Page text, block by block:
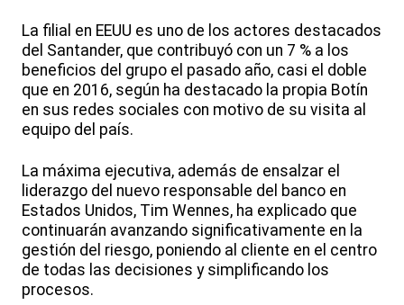
La filial en EEUU es uno de los actores destacados
del Santander, que contribuyó con un 7 % a los
beneficios del grupo el pasado año, casi el doble
que en 2016, según ha destacado la propia Botín
en sus redes sociales con motivo de su visita al
equipo del país.
La máxima ejecutiva, además de ensalzar el
liderazgo del nuevo responsable del banco en
Estados Unidos, Tim Wennes, ha explicado que
continuarán avanzando significativamente en la
gestión del riesgo, poniendo al cliente en el centro
de todas las decisiones y simplificando los
procesos.